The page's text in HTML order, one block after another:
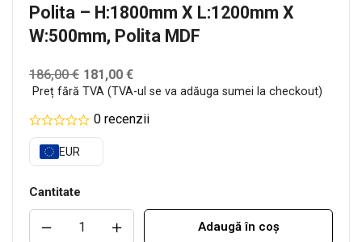
Polita – H:1800mm X L:1200mm X
W:500mm, Polita MDF
186,00€ 181,00 €
Preț fără TVA (TVA-ul se va adăuga sumei la checkout)
0 recenzii
EUR
Cantitate
Adaugă în coș